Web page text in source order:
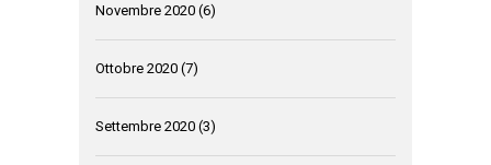
Novembre 2020 (6)
Ottobre 2020 (7)
Settembre 2020 (3)